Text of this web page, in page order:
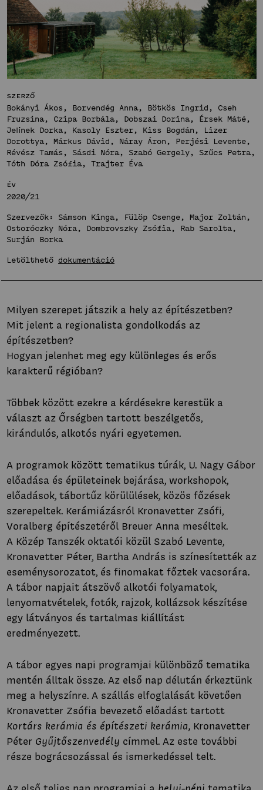
Bemutatkozás
Hírek
Projektek
Hallgatói tervek
Publikációk
TDK
Munkatársak
Fenntartható
közösségek
Stúdió
Bemutatkozás
Hírek
Projektek
Hallgatói tervek
Publikációk
TDK
Munkatársak
Innovatív
terek
Stúdió
Bemutatkozás
Hírek
Hallgatói tervek
TDK
Munkatársak
Szerző
Bokányi Ákos, Borvendég Anna, Bötkös Ingrid, Cseh
Fruzsina, Czipa Borbála, Dobszai Dorina, Érsek Máté,
Jelinek Dorka, Kasoly Eszter, Kiss Bogdán, Lizer
Dorottya, Márkus Dávid, Náray Áron, Perjési Levente,
Révész Tamás, Sásdi Nóra, Szabó Gergely, Szűcs Petra,
Tóth Dóra Zsófia, Trajter Éva
Év
2020/21
Szervezők: Sámson Kinga, Fülöp Csenge, Major Zoltán,
Ostoróczky Nóra, Dombrovszky Zsófia, Rab Sarolta,
Surján Borka
Letölthető dokumentáció
Milyen szerepet játszik a hely az építészetben?
Mit jelent a regionalista gondolkodás az
építészetben?
Hogyan jelenhet meg egy különleges és erős
karakterű régióban?
Többek között ezekre a kérdésekre kerestük a
választ az Őrségben tartott beszélgetős,
kirándulós, alkotós nyári egyetemen.
A programok között tematikus túrák, U. Nagy Gábor
előadása és épületeinek bejárása, workshopok,
előadások, tábortűz körülülések, közös főzések
szerepeltek. Kerámiázásról Kronavetter Zsófi,
Voralberg építészetéről Breuer Anna meséltek.
A Közép Tanszék oktatói közül Szabó Levente,
Kronavetter Péter, Bartha András is színesítették az
eseménysorozatot, és finomakat főztek vacsorára.
A tábor napjait átszövő alkotói folyamatok,
lenyomatvételek, fotók, rajzok, kollázsok készítése
egy látványos és tartalmas kiállítást
eredményezett.
A tábor egyes napi programjai különböző tematika
mentén álltak össze. Az első nap délután érkeztünk
meg a helyszínre. A szállás elfoglalását követően
Kronavetter Zsófia bevezető előadást tartott
Kortárs kerámia és építészeti kerámia, Kronavetter
Péter Gyűjtőszenvedély címmel. Az este további
része bográcsozással és ismerkedéssel telt.